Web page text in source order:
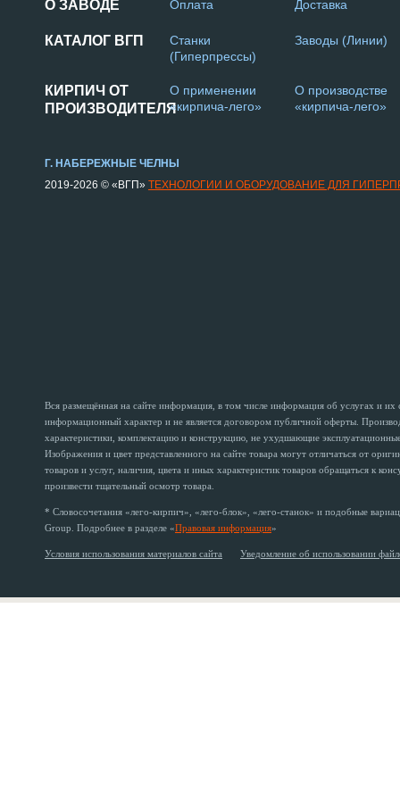
О ЗАВОДЕ Оплата Доставка
КАТАЛОГ ВГП
Станки
(Гиперпрессы)
Заводы (Линии)
КИРПИЧ ОТ
ПРОИЗВОДИТЕЛЯ
О применении
«кирпича-лего»
О производстве
«кирпича-лего»
Г. НАБЕРЕЖНЫЕ ЧЕЛНЫ
2019-2026 © «ВГП» ТЕХНОЛОГИИ И ОБОРУДОВАНИЕ ДЛЯ
Вся размещённая на сайте информация, в том числе информация об услугах и
информационный характер и не является договором публичной оферты.
характеристики, комплектацию и конструкцию, не ухудшающие
Изображения и цвет представленного на сайте товара могут отличаться от
товаров и услуг, наличия, цвета и иных характеристик товаров обращаться к
произвести тщательный осмотр товара.
* Словосочетания «лего-кирпич», «лего-блок», «лего-станок» и подобные
Group. Подробнее в разделе «Правовая информация»
Условия использования материалов сайта Уведомление об использовании